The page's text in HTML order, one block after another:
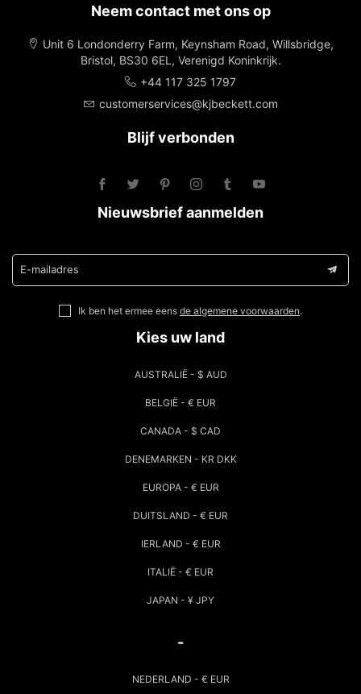
Neem contact met ons op
Unit 6 Londonderry Farm, Keynsham Road, Willsbridge,
Bristol, BS30 6EL, Verenigd Koninkrijk.
+44 117 325 1797
customerservices@kjbeckett.com
Blijf verbonden
Nieuwsbrief aanmelden
E-mailadres
Ik ben het ermee eens de algemene voorwaarden.
Kies uw land
AUSTRALIË - $ AUD
BELGIË - € EUR
CANADA - $ CAD
DENEMARKEN - KR DKK
EUROPA - € EUR
DUITSLAND - € EUR
IERLAND - € EUR
ITALIË - € EUR
JAPAN - ¥ JPY
-
NEDERLAND - € EUR